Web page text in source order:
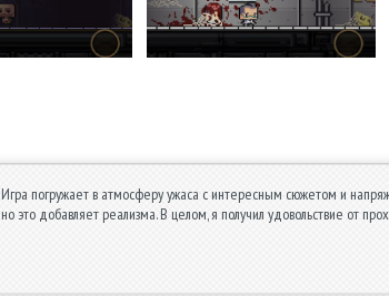
Игра погружает в атмосферу ужаса с интересным сюжетом и
но это добавляет реализма. В целом, я получил удовольствие от